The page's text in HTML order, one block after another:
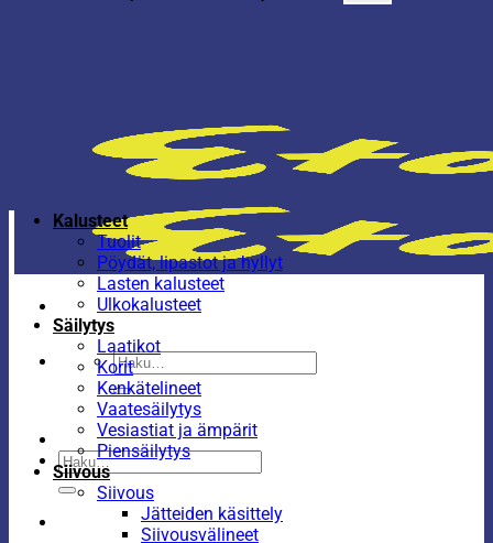
Etsi:
Etsi:
Kalusteet
Tuolit
Pöydät, lipastot ja hyllyt
Lasten kalusteet
Ulkokalusteet
Säilytys
Laatikot
Korit
Kenkätelineet
Vaatesäilytys
Vesiastiat ja ämpärit
Piensäilytys
Siivous
Siivous
Jätteiden käsittely
Siivousvälineet